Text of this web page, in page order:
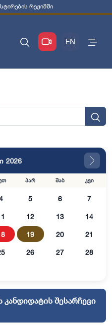
რეჟიმში
EN
2026
პარ შაბ კვი
5 6 7
12 13 14
19 20 21
26 27 28
შესარჩევი